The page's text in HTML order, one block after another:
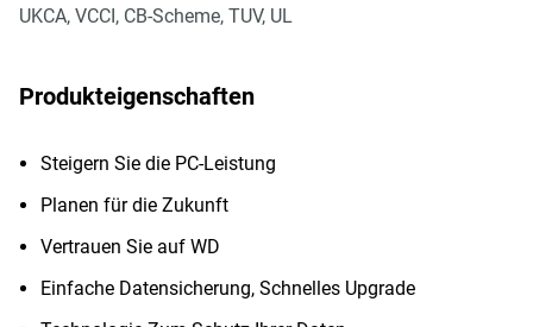
UKCA, VCCI, CB-Scheme, TUV, UL
Produkteigenschaften
Steigern Sie die PC-Leistung
Planen für die Zukunft
Vertrauen Sie auf WD
Einfache Datensicherung, Schnelles Upgrade